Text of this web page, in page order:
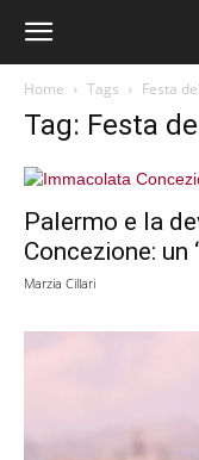
Home Tags Festa
Tag: Festa
Palermo e la
Concezione: un
Marzia Cillari